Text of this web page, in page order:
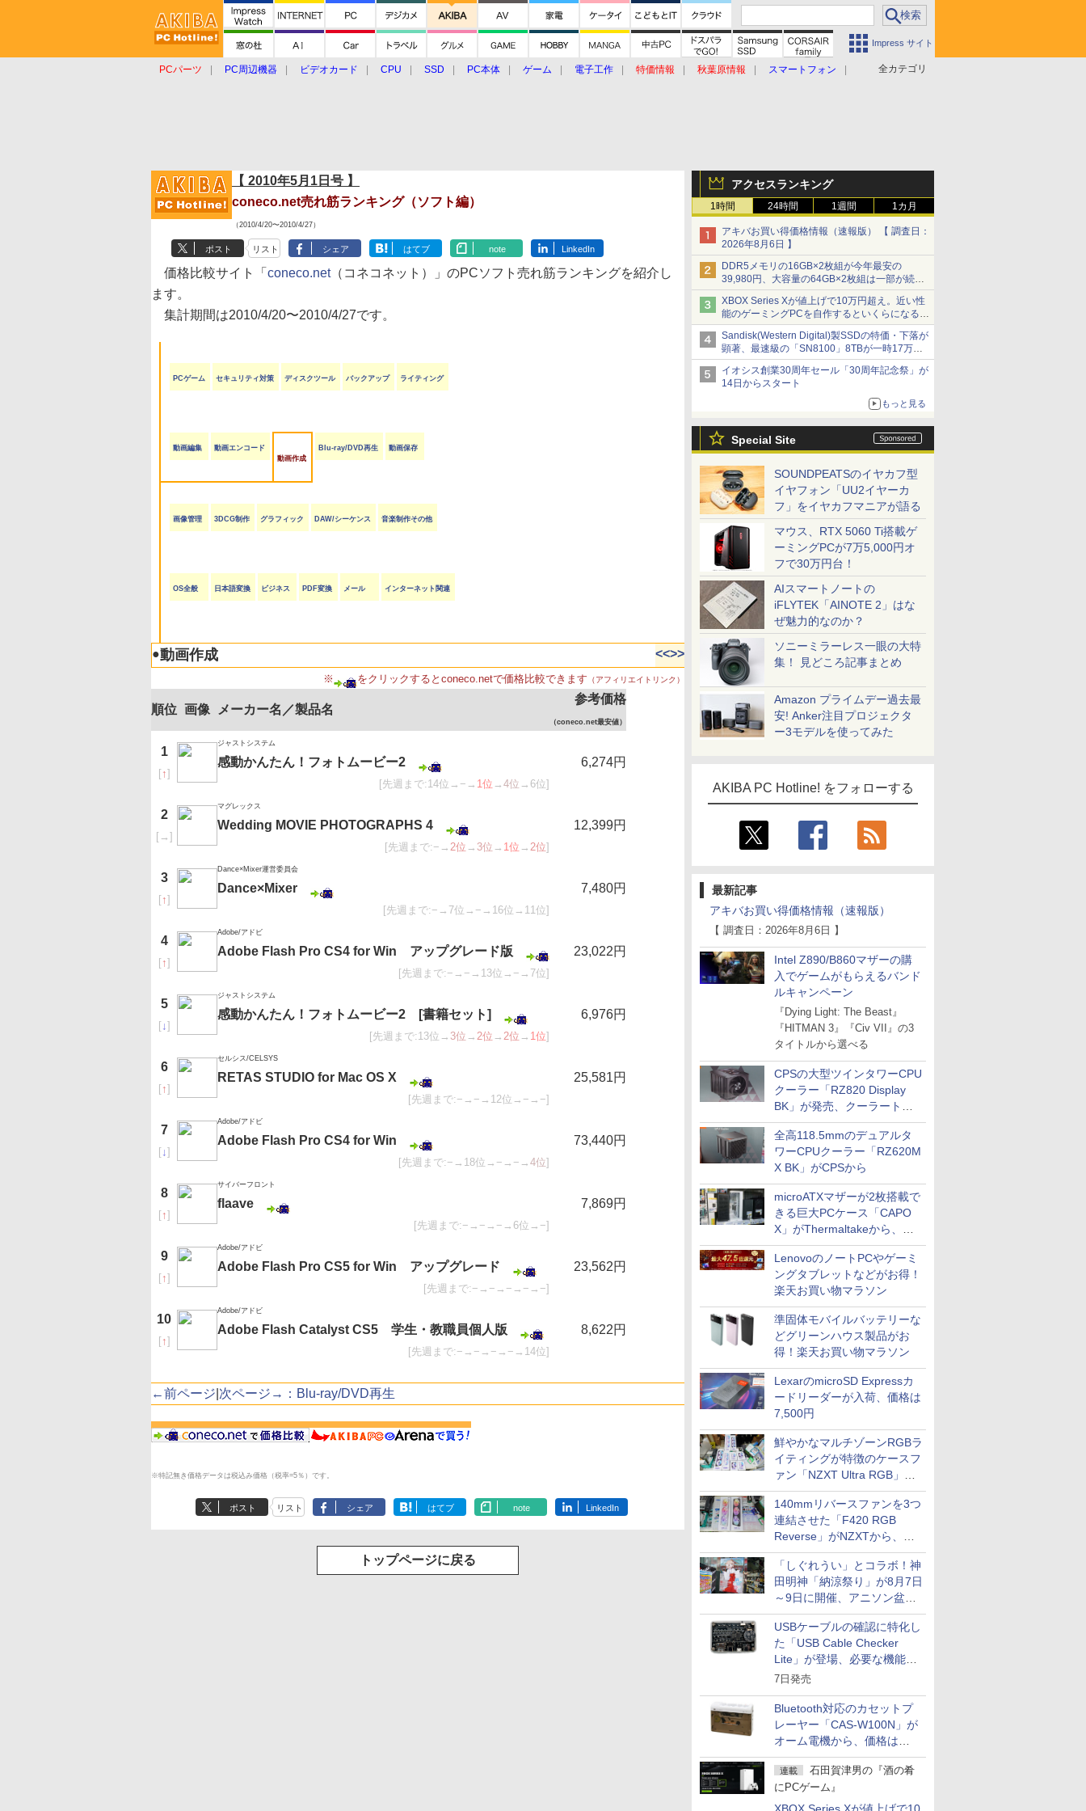
Impress サイト
全カテゴリ
PCパーツ PC周辺機器 ビデオカード CPU SSD PC本体 ゲーム 電子工作 特価情報 秋葉原情報
スマートフォン
アクセスランキング
1時間 24時間 1週間 1カ月
アキバお買い得価格情報（速報版） 【 調査日：
2026年8月6日 】
DDR5メモリの16GB×2枚組が今年最安の
39,980円、大容量の64GB×2枚組は一部が続騰
[8月前半のメモリ価格]
XBOX Series Xが値上げで10万円超え。近い性
能のゲーミングPCを自作するといくらになる？
【石田賀津男の『酒の肴にPCゲーム』】
Sandisk(Western Digital)製SSDの特価・下落が
顕著、最速級の「SN8100」8TBが一時17万円
割れ [8月前半のSSD価格]
イオシス創業30周年セール「30周年記念祭」が
14日からスタート
もっと見る
Special Site
SOUNDPEATSのイヤカフ型
イヤフォン「UU2イヤーカ
フ」をイヤカフマニアが語る
マウス、RTX 5060 Ti搭載ゲ
ーミングPCが7万5,000円オ
フで30万円台！
AIスマートノートの
iFLYTEK「AINOTE 2」はな
ぜ魅力的なのか？
ソニーミラーレス一眼の大特
集！ 見どころ記事まとめ
Amazon プライムデー過去最
安! Anker注目プロジェクタ
ー3モデルを使ってみた
AKIBA PC Hotline! をフォローする
最新記事
アキバお買い得価格情報（速報版）
【 調査日：2026年8月6日 】
Intel Z890/B860マザーの購
入でゲームがもらえるバンド
ルキャンペーン
『Dying Light: The Beast』
『HITMAN 3』『Civ VII』の3
タイトルから選べる
CPSの大型ツインタワーCPU
クーラー「RZ820 Display
BK」が発売、クーラートッ
プに5インチ液晶搭載
全高118.5mmのデュアルタ
ワーCPUクーラー「RZ620M
X BK」がCPSから
microATXマザーが2枚搭載で
きる巨大PCケース「CAPO
X」がThermaltakeから、カ
ラーは2色
LenovoのノートPCやゲーミ
ングタブレットなどがお得！
楽天お買い物マラソン
準固体モバイルバッテリーな
どグリーンハウス製品がお
得！楽天お買い物マラソン
LexarのmicroSD Expressカ
ードリーダーが入荷、価格は
7,500円
鮮やかなマルチゾーンRGBラ
イティングが特徴のケースフ
ァン「NZXT Ultra RGB」が
発売、計8製品
140mmリバースファンを3つ
連結させた「F420 RGB
Reverse」がNZXTから、単
一フレーム採用
「しぐれうい」とコラボ！神
田明神「納涼祭り」が8月7日
～9日に開催、アニソン盆踊
りや屋台グルメなどもあり
USBケーブルの確認に特化し
た「USB Cable Checker
Lite」が登場、必要な機能を
凝縮しコンパクトに
7日発売
Bluetooth対応のカセットプ
レーヤー「CAS-W100N」が
オーム電機から、価格は
5,940円
連載
石田賀津男の『酒の肴
にPCゲーム』
【 2010年5月1日号 】
coneco.net売れ筋ランキング（ソフト編）
（2010/4/20〜2010/4/27）
ポスト リスト シェア はてブ note LinkedIn
価格比較サイト「 coneco.net（コネコネット）」のPCソフト売れ筋ランキングを紹介し
ます。
集計期間は2010/4/20〜2010/4/27です。
PCゲーム セキュリティ対策 ディスクツール バックアップ ライティング
動画編集
動画エンコード
動画作成
Blu-ray/DVD再生 動画保存
画像管理 3DCG制作 グラフィック DAW/シーケンス 音楽制作その他
OS全般 日本語変換 ビジネス PDF変換 メール インターネット関連
●動画作成 <<>>
※ をクリックするとconeco.netで価格比較できます （アフィリエイトリンク）
順位 画像 メーカー名／製品名
参考価格
（coneco.net最安値）
1
[↑]
ジャストシステム
感動かんたん！フォトムービー2
[先週まで:14位→−→ 1位 → 4位 →6位]
6,274円
2
[→ ]
マグレックス
Wedding MOVIE PHOTOGRAPHS 4
[先週まで:−→ 2位 → 3位 → 1位 → 2位]
12,399円
3
[↑]
Dance×Mixer運営委員会
Dance×Mixer
[先週まで:−→7位→−→16位→11位]
7,480円
4
[↑]
Adobe/アドビ
Adobe Flash Pro CS4 for Win アップグレード版
[先週まで:−→−→13位→−→7位]
23,022円
5
[↓]
ジャストシステム
感動かんたん！フォトムービー2 [書籍セット]
[先週まで:13位→ 3位 → 2位 → 2位 → 1位]
6,976円
6
[↑]
セルシス/CELSYS
RETAS STUDIO for Mac OS X
[先週まで:−→−→12位→−→−]
25,581円
7
[↓]
Adobe/アドビ
Adobe Flash Pro CS4 for Win
[先週まで:−→18位→−→−→ 4位]
73,440円
8
[↑]
サイバーフロント
flaave
[先週まで:−→−→−→6位→−]
7,869円
9
[↑]
Adobe/アドビ
Adobe Flash Pro CS5 for Win アップグレード
[先週まで:−→−→−→−→−]
23,562円
10
[↑]
Adobe/アドビ
Adobe Flash Catalyst CS5 学生・教職員個人版
[先週まで:−→−→−→−→14位]
8,622円
←前ページ 次ページ→：Blu-ray/DVD再生
※特記無き価格データは税込み価格（税率=5％）です。
ポスト リスト シェア はてブ note LinkedIn
トップページに戻る